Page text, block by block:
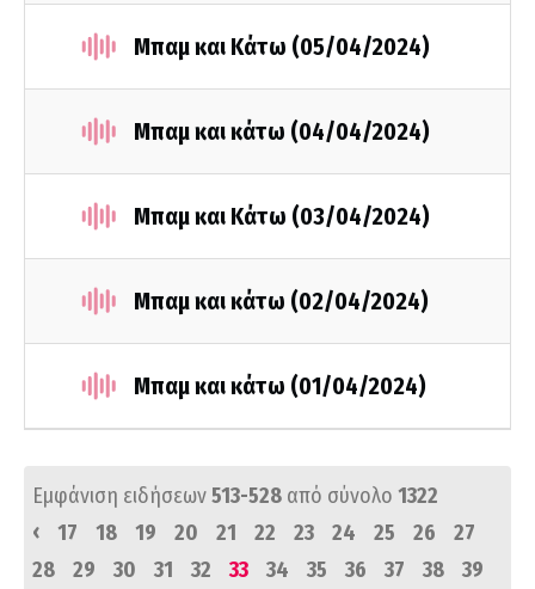
Μπαμ και Κάτω (05/04/2024)
Μπαμ και κάτω (04/04/2024)
Μπαμ και Κάτω (03/04/2024)
Μπαμ και κάτω (02/04/2024)
Μπαμ και κάτω (01/04/2024)
Εμφάνιση ειδήσεων513-528 από σύνολο 1322
‹
17 18 19 20 21 22 23 24 25 26
27
28
29 30 31 32 33 34 35 36 37 38
39